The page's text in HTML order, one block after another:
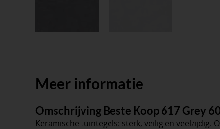
Meer informatie
Omschrijving Beste Koop 617 Grey
Keramische tuintegels: sterk, veilig en veelzijdig.